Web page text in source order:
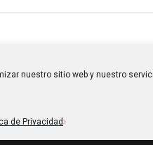
nuestro sitio web y nuestro
de Privacidad
Sud - 17121 Corçà, Girona,
S.L. | Aviso Legal